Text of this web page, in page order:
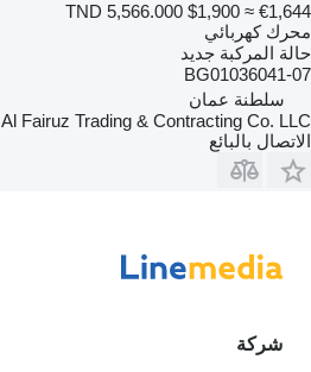
TND 5,566.000 $1,900 ≈ €1,644
محرك كهربائي
حالة المركبة جديد
BG01036041-07
سلطنة عمان
Al Fairuz Trading & Contracting Co. LLC
الاتصال بالبائع
شركة